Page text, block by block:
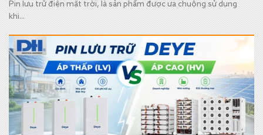
Pin lưu trữ điện mặt trời, là sản phẩm được ưa chuộng sử dụng
khi...